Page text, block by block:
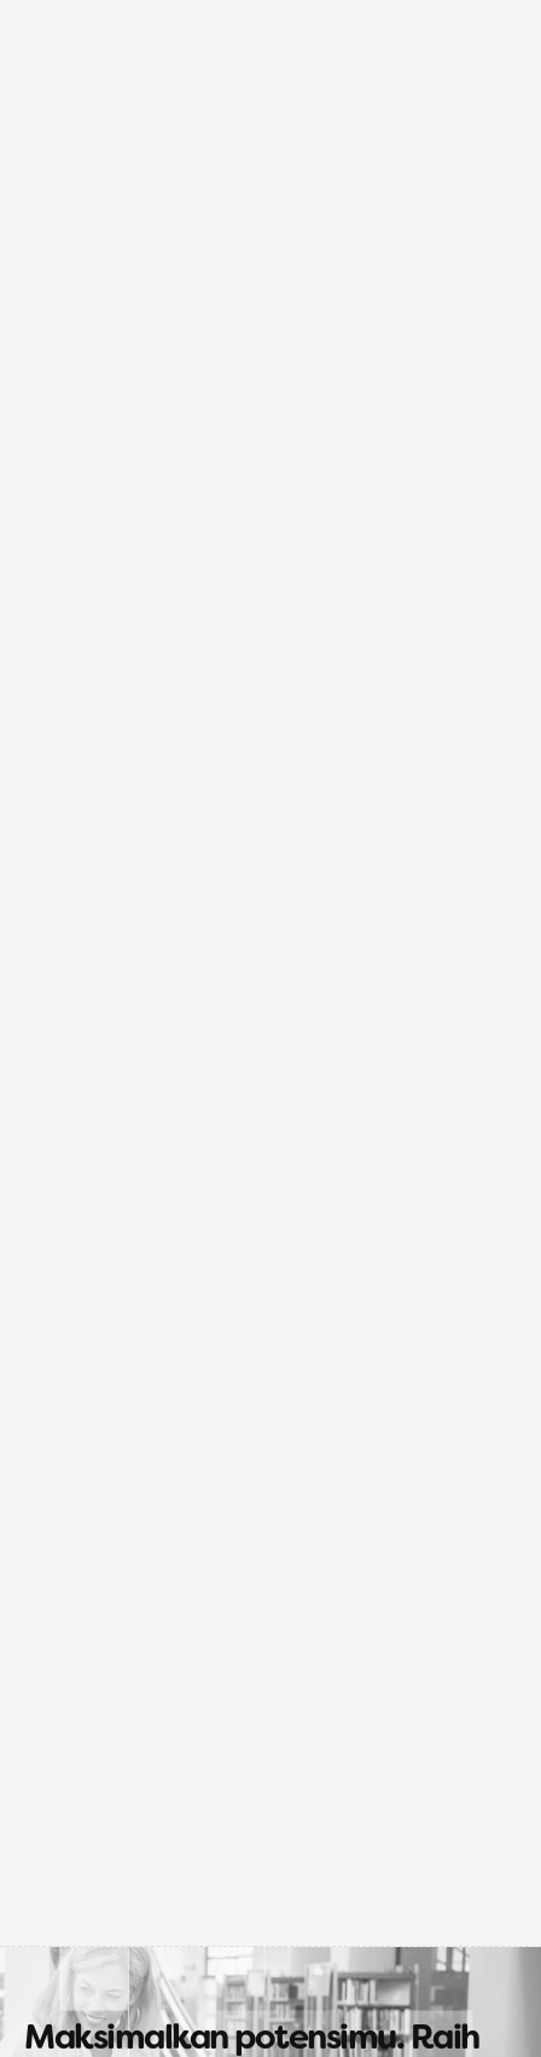
Maksimalkan potensimu. Raih